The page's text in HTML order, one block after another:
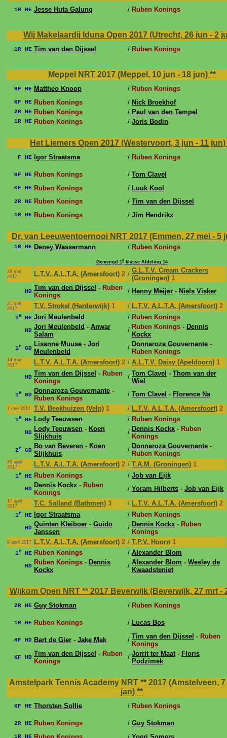
1R HE Jesse Huta Galung / Ruben Konings
Wij Makelaardij Iduna Open 2017 (Utrecht, 26 jun - 2
1R HE Tim van den Dijssel / Ruben Konings
Meppel NRT 2017 (Meppel, 10 jun - 18 jun) **
HF HE Mattheo Knoop / Ruben Konings
KF HE Ruben Konings / Nick Broekhof
2R HE Ruben Konings / Paul van den Tempel
1R HE Ruben Konings / Joris Bodin
Het Liemers Open 2017 (Westervoort, 3 jun - 11 jun)
F HE Igor Straatsma / Ruben Konings
HF HE Ruben Konings / Tom Clavel
KF HE Ruben Konings / Luuk Kool
2R HE Ruben Konings / Tim van den Dijssel
1R HE Ruben Konings / Jim Hendrikx
Dr. van Leeuwentoernooi NRT 2017 (Emmen, 27 mei - 5
1R HE Deney Wassermann / Ruben Konings
Gemengd 1eklasse Afdeling 14
28 mei
2017
L.T.V. A.L.T.A. (Amersfoort) 2 / G.L.T.V. Cream Crackers
(Groningen) 1
HD Tim van den Dijssel - Ruben
Konings
/ Henny Meijer - Niels Visker
21 mei
2017
T.V. Strokel (Harderwijk) 1 / L.T.V. A.L.T.A. (Amersfoort) 2
1e HE Jori Meulenbeld / Ruben Konings
HD Jori Meulenbeld - Anwar
Salam
/ Ruben Konings - Dennis
Kockx
1e GD
Lisanne Muuse - Jori
Meulenbeld
/ Donnaroza Gouvernante -
Ruben Konings
14 mei
2017
L.T.V. A.L.T.A. (Amersfoort) 2 / A.L.T.V. Daisy (Apeldoorn) 1
HD Tim van den Dijssel - Ruben
Konings
/ Tom Clavel - Thom van der
Wiel
1e GD
Donnaroza Gouvernante -
Ruben Konings
/ Tom Clavel - Florence Na
7 mei 2017 T.V. Beekhuizen (Velp) 1 / L.T.V. A.L.T.A. (Amersfoort) 2
1e HE Lody Teeuwsen / Ruben Konings
HD Lody Teeuwsen - Koen
Slijkhuis
/ Dennis Kockx - Ruben
Konings
2e GD
Bo van Beveren - Koen
Slijkhuis
/ Donnaroza Gouvernante -
Ruben Konings
30 april
2017
L.T.V. A.L.T.A. (Amersfoort) 2 / T.A.M. (Groningen) 1
1e HE Ruben Konings / Job van Eijk
HD Dennis Kockx - Ruben
Konings
/ Yoram Hilberts - Job van Eijk
17 april
2017
T.C. Salland (Bathmen) 3 / L.T.V. A.L.T.A. (Amersfoort) 2
1e HE Igor Straatsma / Ruben Konings
HD Quinten Kleiboer - Guido
Janssen
/ Dennis Kockx - Ruben
Konings
9 april 2017 L.T.V. A.L.T.A. (Amersfoort) 2 / T.P.V. Hoorn 1
1e HE Ruben Konings / Alexander Blom
HD Ruben Konings - Dennis
Kockx
/ Alexander Blom - Wesley de
Kwaadsteniet
Wijkom Open NRT ** 2017 Beverwijk (Beverwijk, 27 mrt -
2R HE Guy Stokman / Ruben Konings
1R HE Ruben Konings / Lucas Bos
HF HD Bart de Gier - Jake Mak / Tim van den Dijssel - Ruben
Konings
KF HD Tim van den Dijssel - Ruben
Konings
/ Jorrit ter Maat- Floris
Podzimek
Amstelpark Tennis Academy NRT ** 2017 (Amstelveen, 7
jan) **
KF HE Thorsten Sollie / Ruben Konings
2R HE Ruben Konings / Guy Stokman
1R HE